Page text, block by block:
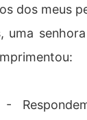
dos meus
uma